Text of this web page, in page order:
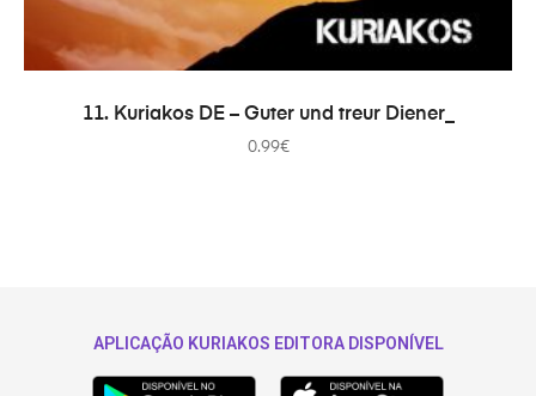
ADICIONAR
11. Kuriakos DE – Guter und treur Diener_
0.99€
APLICAÇÃO KURIAKOS EDITORA DISPONÍVEL